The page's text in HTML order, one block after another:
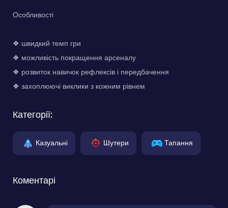
Особливості
❖ швидкий темп гри
❖ можливість покращення арсеналу
❖ розвиток навичок рефлексів і передбачення
❖ захоплюючі виклики з кожним рівнем
Категорії:
Казуальні Шутери Тапання
Коментарі